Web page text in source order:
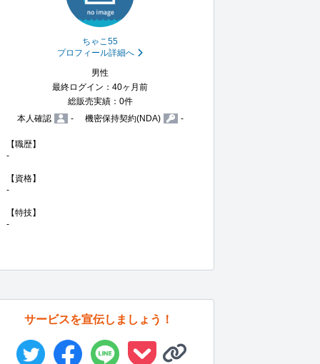
ちゃこ55
プロフィール詳細へ
男性
最終ログイン：40ヶ月前
総販売実績：0件
本人確認
- 機密保持契約(NDA) -
【職歴】
-
【資格】
-
【特技】
-
サービスを宣伝しましょう！